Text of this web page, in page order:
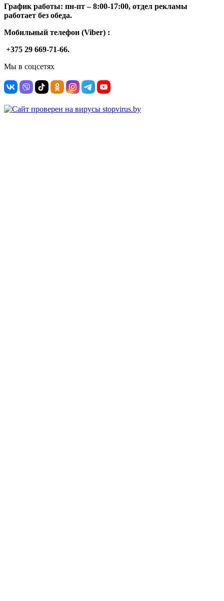
График работы: пн-пт –8:00-17:00, отдел рекламы
работает без обеда.
Мобильный телефон (Viber) :
+375 29 669-71-66.
Мы в соцсетях